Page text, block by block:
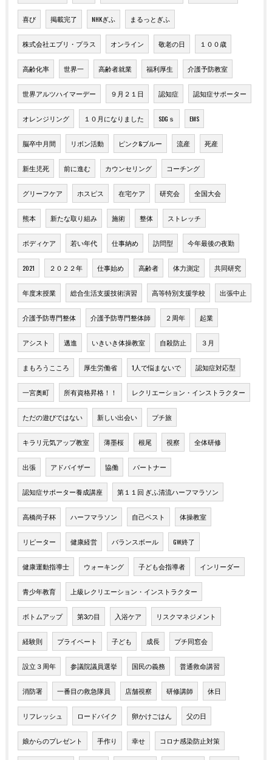
喜び 掲載完了 NHKぎふ まるっとぎふ
株式会社エブリ・プラス オンライン 敬老の日 １００歳
高齢化率 世界一 高齢者就業 福利厚生 介護予防教室
世界アルツハイマーデー ９月２１日 認知症 認知症サポーター
オレンジリング １０月になりました SDGｓ EMS
脳卒中月間 リボン活動 ピンク&ブルー 流産 死産
新生児死 前に進む カウンセリング コーチング
グリーフケア ホスピス 在宅ケア 研究会 全国大会
熊本 新たな取り組み 施術 整体 ストレッチ
ボディケア 若い年代 仕事納め 訪問型 今年最後の夜勤
2021 ２０２２年 仕事始め 高齢者 体力測定 共同研究
年度末授業 総合生活支援技術演習 高等特別支援学校 出張中止
介護予防専門整体 介護予防専門整体師 ２周年 起業
アシスト 邁進 いきいき体操教室 自殺防止 ３月
まもろうこころ 厚生労働省 1人で悩まないで 認知症対応型
一宮奥町 所有資格昇格！！ レクリエーション・インストラクター
ただの遊びではない 新しい出会い プチ旅
キラリ元気アップ教室 薄墨桜 根尾 視察 全体研修
出張 アドバイザー 協働 パートナー
認知症サポーター養成講座 第１１回 ぎふ清流ハーフマラソン
高橋尚子杯 ハーフマラソン 自己ベスト 体操教室
リピーター 健康経営 バランスボール GW終了
健康運動指導士 ウォーキング 子ども会指導者 インリーダー
青少年教育 上級レクリエーション・インストラクター
ボトムアップ 第3の目 入浴ケア リスクマネジメント
経験則 プライベート 子ども 成長 プチ同窓会
設立３周年 参議院議員選挙 国民の義務 普通救命講習
消防署 一番目の救急隊員 店舗視察 研修講師 休日
リフレッシュ ロードバイク 卵かけごはん 父の日
娘からのプレゼント 手作り 幸せ コロナ感染防止対策